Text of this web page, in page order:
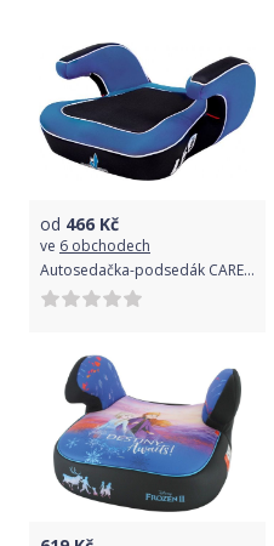
od 466 Kč
ve 6 obchodech
Autosedačka-podsedák CARETERO Leo navy 2016